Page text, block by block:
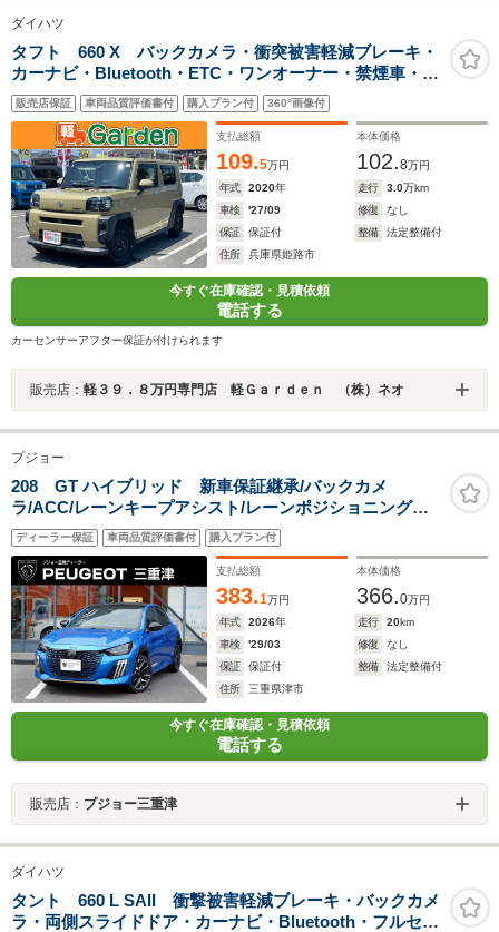
ダイハツ
タフト 660 X バックカメラ・衝突被害軽減ブレーキ・
カーナビ・Bluetooth・ETC・ワンオーナー・禁煙車・フ
ルセグTV・CD/DVD再生・スマートキー&プッシュスター
ト・ベンチシート・ルームクリーニング
販売店保証 車両品質評価書付 購入プラン付 360°画像付
支払総額
109.5万円
本体価格
102.8万円
年式
2020年 走行 3.0万km
車検
'27/09 修復
なし
保証
保証付 整備
法定整備付
住所
兵庫県姫路市
今すぐ在庫確認・見積依頼
電話する
カーセンサーアフター保証が付けられます
販売店： 軽３９．８万円専門店 軽Ｇａｒｄｅｎ （株）ネオ
プジョー
208 GT ハイブリッド 新車保証継承/バックカメ
ラ/ACC/レーンキープアシスト/レーンポジショニングア
シスト/ブラインドスポットモニター/LEDヘッドライト/フ
ロント・バックソナー/アップルカープレイ/アンドロイド
オート
ディーラー保証 車両品質評価書付 購入プラン付
支払総額
383.1万円
本体価格
366.0万円
年式
2026年 走行 20km
車検
'29/03 修復
なし
保証
保証付 整備
法定整備付
住所
三重県津市
今すぐ在庫確認・見積依頼
電話する
販売店： プジョー三重津
ダイハツ
タント 660 L SAII 衝撃被害軽減ブレーキ・バックカメ
ラ・両側スライドドア・カーナビ・Bluetooth・フルセグ